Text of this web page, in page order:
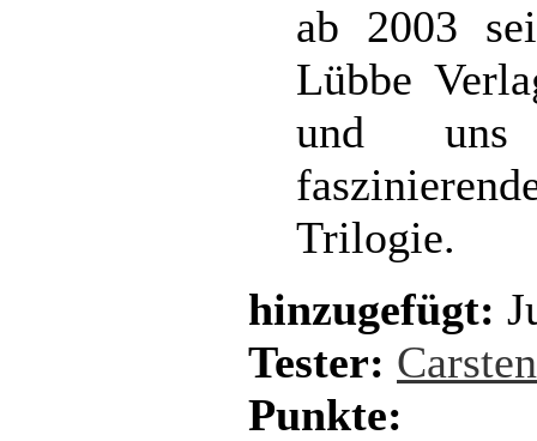
ab 2003
Lübbe
und
Trilogie.
hinzugefügt:
Tester:
Punkte: